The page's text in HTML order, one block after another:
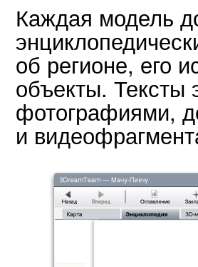
Каждая модель
об регионе, его
объекты. Тексты
фотографиями,
и